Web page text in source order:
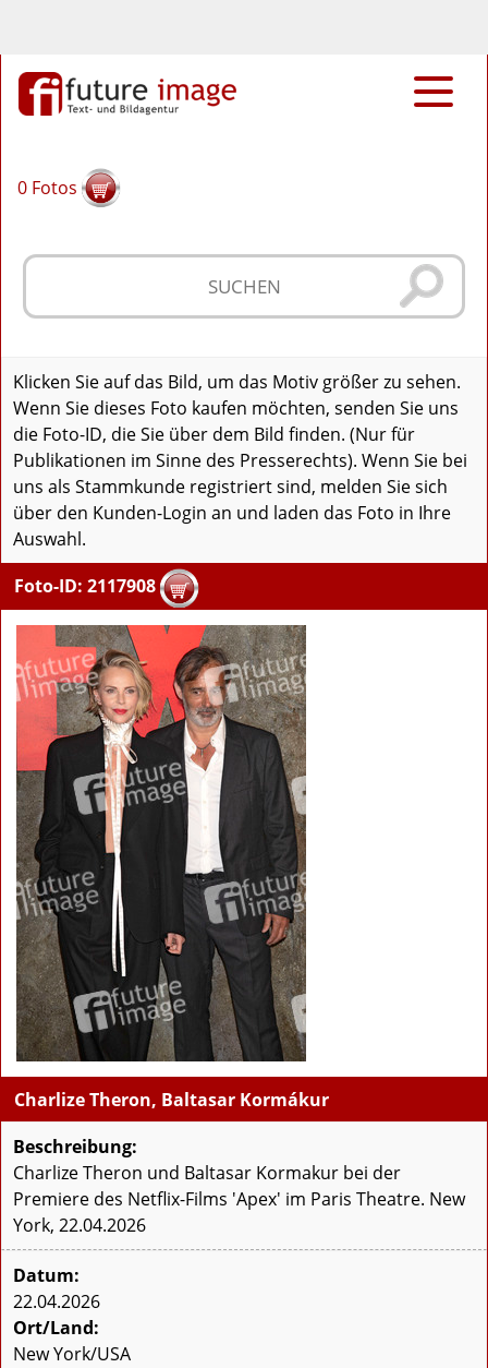
0 Fotos
Klicken Sie auf das Bild, um das Motiv größer zu sehen.
Wenn Sie dieses Foto kaufen möchten, senden Sie uns
die Foto-ID, die Sie über dem Bild finden. (Nur für
Publikationen im Sinne des Presserechts). Wenn Sie bei
uns als Stammkunde registriert sind, melden Sie sich
über den Kunden-Login an und laden das Foto in Ihre
Auswahl.
Foto-ID: 2117908
Charlize Theron, Baltasar Kormákur
Beschreibung:
Charlize Theron und Baltasar Kormakur bei der
Premiere des Netflix-Films 'Apex' im Paris Theatre. New
York, 22.04.2026
Datum:
22.04.2026
Ort/Land:
New York/USA